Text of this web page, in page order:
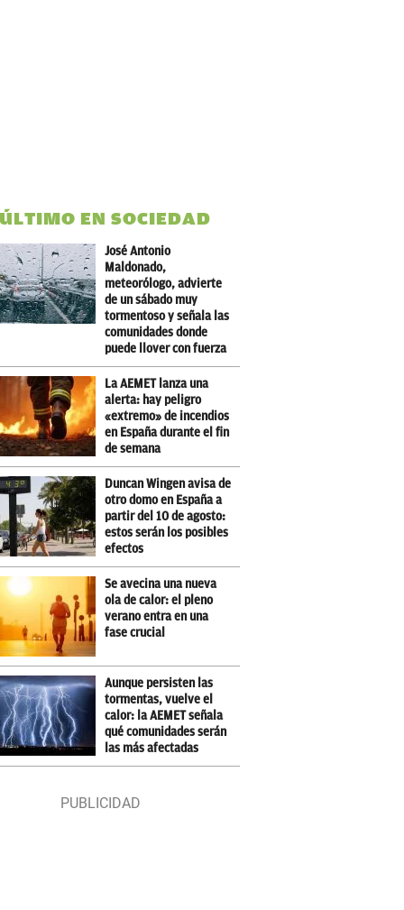
EN SOCIEDAD
José Antonio
Maldonado,
meteorólogo, advierte
de un sábado muy
tormentoso y señala las
comunidades donde
puede llover con fuerza
La AEMET lanza una
alerta: hay peligro
«extremo» de incendios
en España durante el fin
de semana
Duncan Wingen avisa de
otro domo en España a
partir del 10 de agosto:
estos serán los posibles
efectos
Se avecina una nueva
ola de calor: el pleno
verano entra en una
fase crucial
Aunque persisten las
tormentas, vuelve el
calor: la AEMET señala
qué comunidades serán
las más afectadas